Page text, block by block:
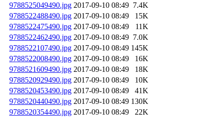
9788525049490.jpg 2017-09-10 08:49 7.4K
9788522488490.jpg 2017-09-10 08:49
15K
9788522475490.jpg 2017-09-10 08:49
11K
9788522462490.jpg 2017-09-10 08:49 7.0K
9788522107490.jpg 2017-09-10 08:49 145K
9788522008490.jpg 2017-09-10 08:49
16K
9788521609490.jpg 2017-09-10 08:49
18K
9788520929490.jpg 2017-09-10 08:49
10K
9788520453490.jpg 2017-09-10 08:49
41K
9788520440490.jpg 2017-09-10 08:49 130K
9788520354490.jpg 2017-09-10 08:49
22K